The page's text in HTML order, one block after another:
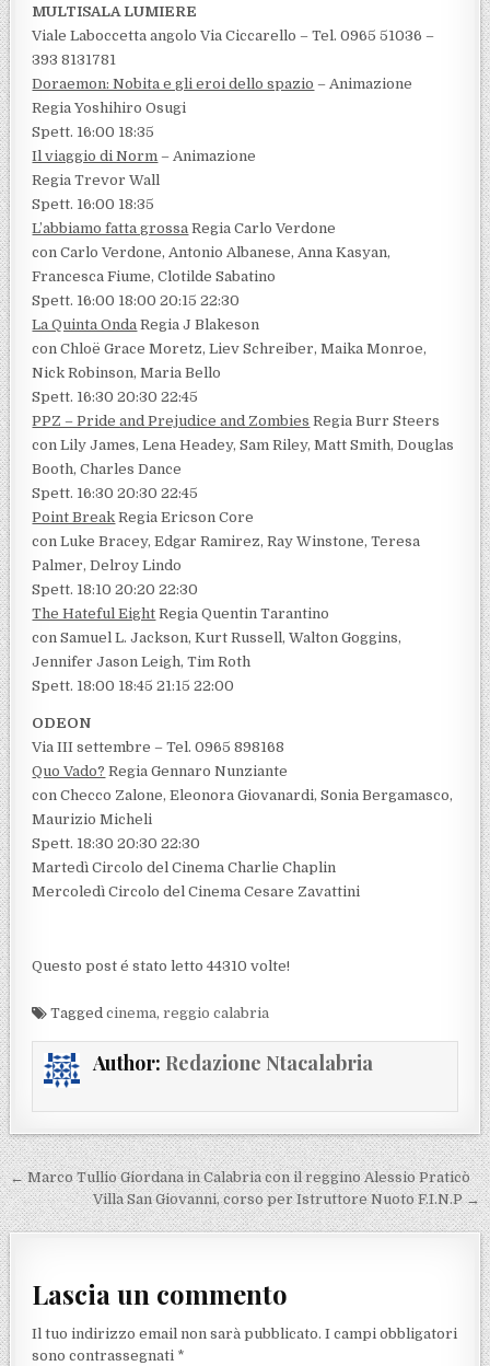
MULTISALA LUMIERE
Viale Laboccetta angolo Via Ciccarello – Tel. 0965 51036 –
393 8131781
Doraemon: Nobita e gli eroi dello spazio – Animazione
Regia Yoshihiro Osugi
Spett. 16:00 18:35
Il viaggio di Norm – Animazione
Regia Trevor Wall
Spett. 16:00 18:35
L’abbiamo fatta grossa Regia Carlo Verdone
con Carlo Verdone, Antonio Albanese, Anna Kasyan,
Francesca Fiume, Clotilde Sabatino
Spett. 16:00 18:00 20:15 22:30
La Quinta Onda Regia J Blakeson
con Chloë Grace Moretz, Liev Schreiber, Maika Monroe,
Nick Robinson, Maria Bello
Spett. 16:30 20:30 22:45
PPZ – Pride and Prejudice and Zombies Regia Burr Steers
con Lily James, Lena Headey, Sam Riley, Matt Smith, Douglas
Booth, Charles Dance
Spett. 16:30 20:30 22:45
Point Break Regia Ericson Core
con Luke Bracey, Edgar Ramirez, Ray Winstone, Teresa
Palmer, Delroy Lindo
Spett. 18:10 20:20 22:30
The Hateful Eight Regia Quentin Tarantino
con Samuel L. Jackson, Kurt Russell, Walton Goggins,
Jennifer Jason Leigh, Tim Roth
Spett. 18:00 18:45 21:15 22:00
ODEON
Via III settembre – Tel. 0965 898168
Quo Vado? Regia Gennaro Nunziante
con Checco Zalone, Eleonora Giovanardi, Sonia Bergamasco,
Maurizio Micheli
Spett. 18:30 20:30 22:30
Martedì Circolo del Cinema Charlie Chaplin
Mercoledì Circolo del Cinema Cesare Zavattini
Questo post é stato letto 44310 volte!
Taggedcinema,reggio calabria
Author: Redazione Ntacalabria
Navigazione articoli
← Marco Tullio Giordana in Calabria con il reggino Alessio Praticò
Villa San Giovanni, corso per Istruttore Nuoto F.I.N.P →
Lascia un commento
Il tuo indirizzo email non sarà pubblicato. I campi obbligatori
sono contrassegnati *